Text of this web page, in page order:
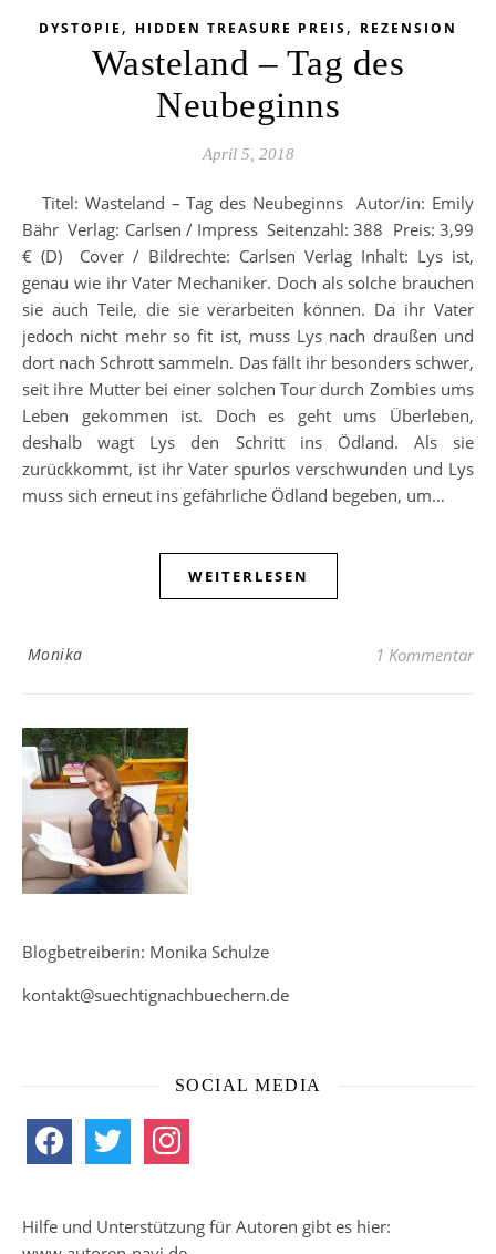
DYSTOPIE , HIDDEN TREASURE PREIS, REZENSION
Wasteland – Tag des
Neubeginns
April 5, 2018
Titel: Wasteland – Tag des Neubeginns Autor/in: Emily
Bähr Verlag: Carlsen / Impress Seitenzahl: 388 Preis: 3,99
€ (D) Cover / Bildrechte: Carlsen Verlag Inhalt: Lys ist,
genau wie ihr Vater Mechaniker. Doch als solche brauchen
sie auch Teile, die sie verarbeiten können. Da ihr Vater
jedoch nicht mehr so fit ist, muss Lys nach draußen und
dort nach Schrott sammeln. Das fällt ihr besonders schwer,
seit ihre Mutter bei einer solchen Tour durch Zombies ums
Leben gekommen ist. Doch es geht ums Überleben,
deshalb wagt Lys den Schritt ins Ödland. Als sie
zurückkommt, ist ihr Vater spurlos verschwunden und Lys
muss sich erneut ins gefährliche Ödland begeben, um…
WEITERLESEN
Monika 1 Kommentar
Blogbetreiberin: Monika Schulze
kontakt@suechtignachbuechern.de
SOCIAL MEDIA
facebook twitter instagram
Hilfe und Unterstützung für Autoren gibt es hier: